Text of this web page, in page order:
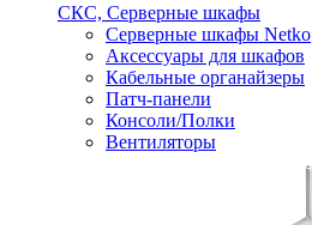
СКС, Серверные шкафы
Серверные шкафы Netko
Аксессуары для шкафов
Кабельные органайзеры
Патч-панели
Консоли/Полки
Вентиляторы